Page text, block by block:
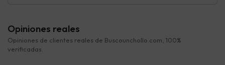
Opiniones reales
Opiniones de clientes reales de Buscounchollo.com, 100%
verificadas.